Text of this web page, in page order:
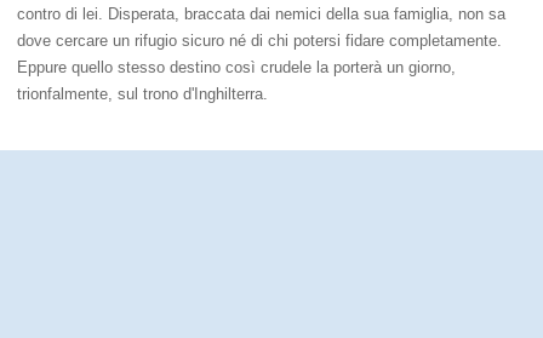
contro di lei. Disperata, braccata dai nemici della sua famiglia, non sa
dove cercare un rifugio sicuro né di chi potersi fidare completamente.
Eppure quello stesso destino così crudele la porterà un giorno,
trionfalmente, sul trono d'Inghilterra.